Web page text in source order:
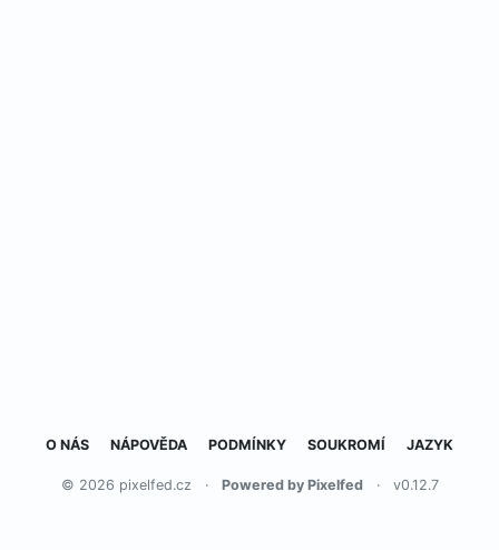
O NÁS NÁPOVĚDA PODMÍNKY SOUKROMÍ JAZYK
© 2026 pixelfed.cz · Powered by Pixelfed · v0.12.7